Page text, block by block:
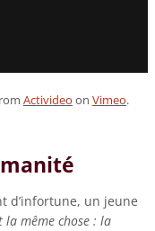
Activideo on Vimeo.
d’infortune, un jeune
la même chose : la